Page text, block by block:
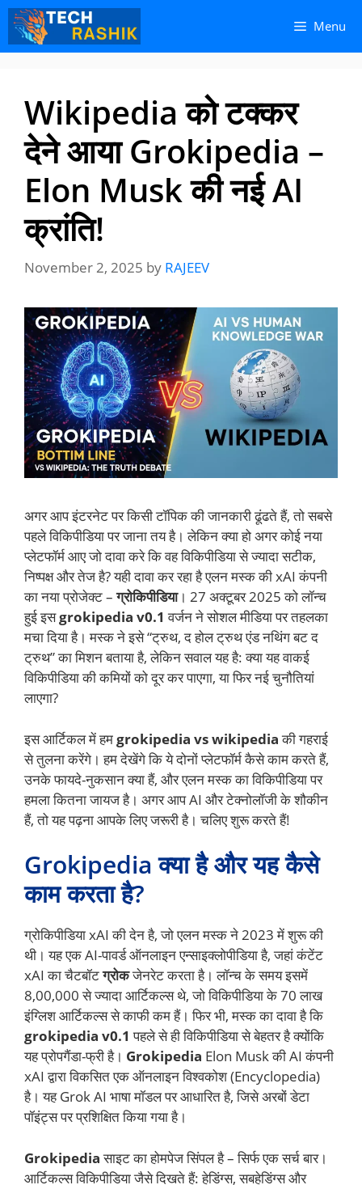
Skip
content
Skip
content
Menu
Wikipedia को टक्कर
देने आया Grokipedia –
Elon Musk की नई AI
क्रांति!
November 2, 2025 by RAJEEV
अगर आप इंटरनेट पर किसी टॉपिक की जानकारी ढूंढते हैं, तो सबसे
पहले विकिपीडिया पर जाना तय है। लेकिन क्या हो अगर कोई नया
प्लेटफॉर्म आए जो दावा करे कि वह विकिपीडिया से ज्यादा सटीक,
निष्पक्ष और तेज है? यही दावा कर रहा है एलन मस्क की xAI कंपनी
का नया प्रोजेक्ट –ग्रोकिपीडिया। 27 अक्टूबर 2025 को लॉन्च
हुई इसgrokipedia v0.1 वर्जन ने सोशल मीडिया पर तहलका
मचा दिया है। मस्क ने इसे “ट्रुथ, द होल ट्रुथ एंड नथिंग बट द
ट्रुथ” का मिशन बताया है, लेकिन सवाल यह है: क्या यह वाकई
विकिपीडिया की कमियों को दूर कर पाएगा, या फिर नई चुनौतियां
लाएगा?
इस आर्टिकल में हमgrokipedia vs wikipediaकी गहराई
से तुलना करेंगे। हम देखेंगे कि ये दोनों प्लेटफॉर्म कैसे काम करते हैं,
उनके फायदे-नुकसान क्या हैं, और एलन मस्क का विकिपीडिया पर
हमला कितना जायज है। अगर आप AI और टेक्नोलॉजी के शौकीन
हैं, तो यह पढ़ना आपके लिए जरूरी है। चलिए शुरू करते हैं!
Grokipedia क्या है और यह कैसे
काम करता है?
ग्रोकिपीडिया xAI की देन है, जो एलन मस्क ने 2023 में शुरू की
थी। यह एक AI-पावर्ड ऑनलाइन एन्साइक्लोपीडिया है, जहां कंटेंट
xAI का चैटबॉटग्रोकजेनरेट करता है। लॉन्च के समय इसमें
8,00,000 से ज्यादा आर्टिकल्स थे, जो विकिपीडिया के 70 लाख
इंग्लिश आर्टिकल्स से काफी कम हैं। फिर भी, मस्क का दावा है कि
grokipedia v0.1 पहले से ही विकिपीडिया से बेहतर है क्योंकि
यह प्रोपगैंडा-फ्री है। Grokipedia Elon Musk की AI कंपनी
xAI द्वारा विकसित एक ऑनलाइन विश्वकोश (Encyclopedia)
है। यह Grok AI भाषा मॉडल पर आधारित है, जिसे अरबों डेटा
पॉइंट्स पर प्रशिक्षित किया गया है।
Grokipediaसाइट का होमपेज सिंपल है – सिर्फ एक सर्च बार।
आर्टिकल्स विकिपीडिया जैसे दिखते हैं: हेडिंग्स, सबहेडिंग्स और